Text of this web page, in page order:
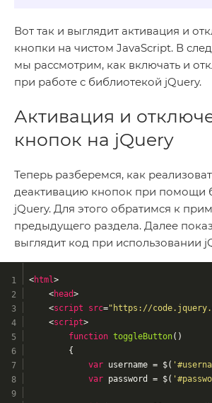
Вот так и выглядит активация и
кнопки на чистом JavaScript. В
мы рассмотрим, как включать и
при работе с библиотекой jQuery.
Активация и
кнопок на jQuery
Теперь разберемся, как
деактивацию кнопок при помощи
jQuery. Для этого обратимся к
предыдущего раздела. Далее
выглядит код при использовании
<html>
<head>
<script src="https://
<script>
function toggleButton( )
{
var username = $(
var password = $(